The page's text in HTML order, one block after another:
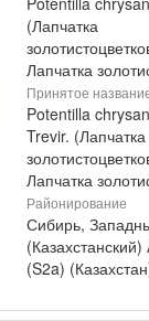
(Лапчатка
Лапчатка
Принятое
Potentilla
Trevir. (Лапчатка
Лапчатка
Районирование
Сибирь,
(Казахстанский)
(S2a)